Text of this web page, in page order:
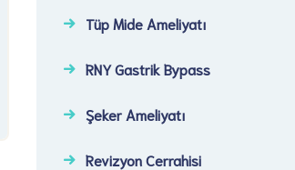
Tüp Mide Ameliyatı
RNY Gastrik Bypass
Şeker Ameliyatı​
Revizyon Cerrahisi​